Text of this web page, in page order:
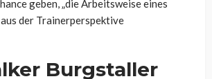
geben, „die Arbeitsweise eines
der Trainerperspektive
Burgstaller